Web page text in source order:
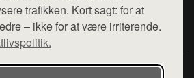
trafikken. Kort sagt: for at
– ikke for at være irriterende.
Cookie- og privatlivspolitik